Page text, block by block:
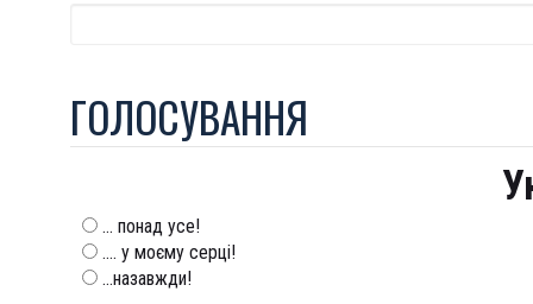
ГОЛОСУВАННЯ
... понад усе!
.... у моєму серці!
...назавжди!